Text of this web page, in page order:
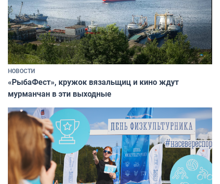
НОВОСТИ
«РыбаФест», кружок вязальщиц и кино ждут
мурманчан в эти выходные